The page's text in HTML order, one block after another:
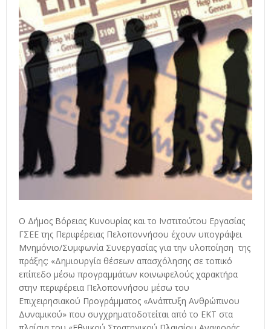
Ο Δήμος Βόρειας Κυνουρίας και το Ινστιτούτου Εργασίας
ΓΣΕΕ της Περιφέρειας Πελοποννήσου έχουν υπογράψει
Μνημόνιο/Συμφωνία Συνεργασίας για την υλοποίηση της
πράξης: «Δημιουργία θέσεων απασχόλησης σε τοπικό
επίπεδο μέσω προγραμμάτων κοινωφελούς χαρακτήρα
στην περιφέρεια Πελοποννήσου μέσω του
Επιχειρησιακού Προγράμματος «Ανάπτυξη Ανθρώπινου
Δυναμικού» που συγχρηματοδοτείται από το ΕΚΤ στα